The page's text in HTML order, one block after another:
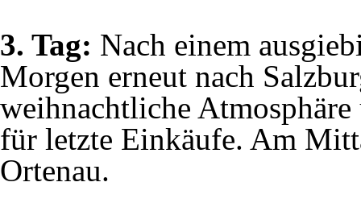
3. Tag: Nach einem
Morgen erneut nach
weihnachtliche
für letzte Einkäufe. Am
Ortenau.